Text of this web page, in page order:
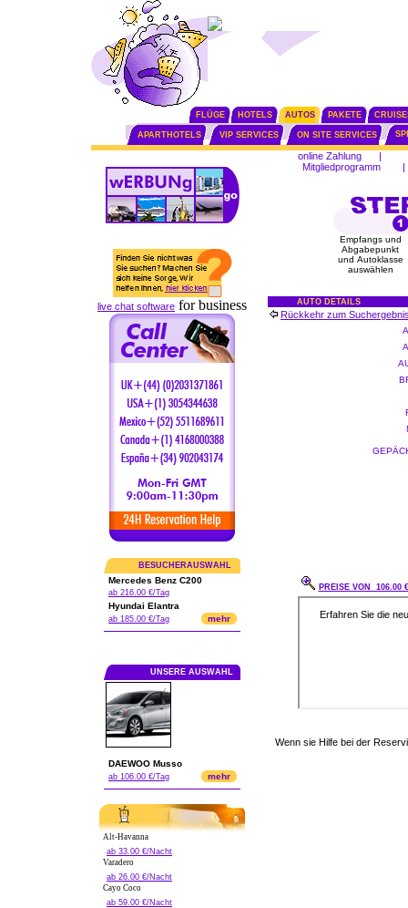
FLÜGE HOTELS AUTOS PAKETE
APARTHOTELS VIP SERVICES ON SITE SERVICES
live chat software for business
BESUCHERAUSWAHL
Mercedes Benz C200
ab 216.00 €/Tag
Hyundai Elantra
ab 185.00 €/Tag mehr
UNSERE AUSWAHL
DAEWOO Musso
ab 106.00 €/Tag mehr
Alt-Havanna
ab 33.00 €/Nacht
Varadero
ab 26.00 €/Nacht
Cayo Coco
ab 59.00 €/Nacht
online Zahlung
|
Mitgliedprogramm
|
Empfangs und
Abgabepunkt
und Autoklasse
auswählen
AUTO DETAILS
Rückkehr zum
PREISE VON 106.00
Wenn sie Hilfe bei der